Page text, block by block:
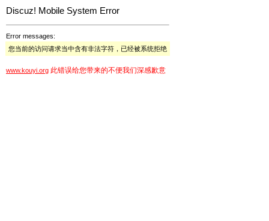
Discuz! Mobile System Error
Error messages:
您当前的访问请求当中含有非法字符，已经被系统拒绝
www.kouyi.org 此错误给您带来的不便我们深感歉意